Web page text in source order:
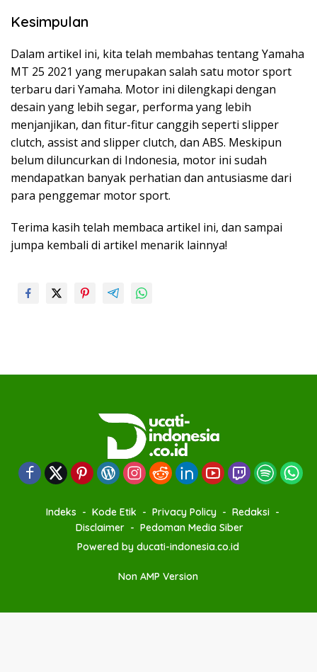
Kesimpulan
Dalam artikel ini, kita telah membahas tentang Yamaha
MT 25 2021 yang merupakan salah satu motor sport
terbaru dari Yamaha. Motor ini dilengkapi dengan
desain yang lebih segar, performa yang lebih
menjanjikan, dan fitur-fitur canggih seperti slipper
clutch, assist and slipper clutch, dan ABS. Meskipun
belum diluncurkan di Indonesia, motor ini sudah
mendapatkan banyak perhatian dan antusiasme dari
para penggemar motor sport.
Terima kasih telah membaca artikel ini, dan sampai
jumpa kembali di artikel menarik lainnya!
Indeks Kode Etik Privacy Policy
Redaksi
Disclaimer
Pedoman Media Siber
Powered by ducati-indonesia.co.id
Non AMP Version